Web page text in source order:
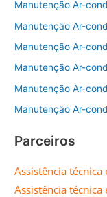
Manutenção Ar-
Manutenção Ar-
Manutenção Ar-
Manutenção Ar-
Manutenção Ar-
Manutenção Ar-
Parceiros
Assistência
Assistência